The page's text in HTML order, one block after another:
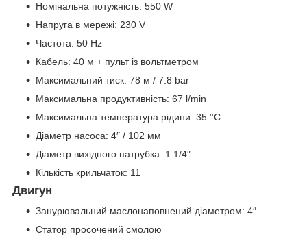
Номінальна потужність: 550 W
Напруга в мережі: 230 V
Частота: 50 Hz
Кабель: 40 м + пульт із вольтметром
Максимальний тиск: 78 м / 7.8 bar
Максимальна продуктивність: 67 l/min
Максимальна температура рідини: 35 °C
Діаметр насоса: 4″ / 102 мм
Діаметр вихідного патрубка: 1 1/4″
Кількість крильчаток: 11
Двигун
Занурювальний маслонаповнений діаметром: 4″
Статор просочений смолою